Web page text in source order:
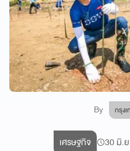
By กรุง
เศรษฐกิจ 30 มิ.